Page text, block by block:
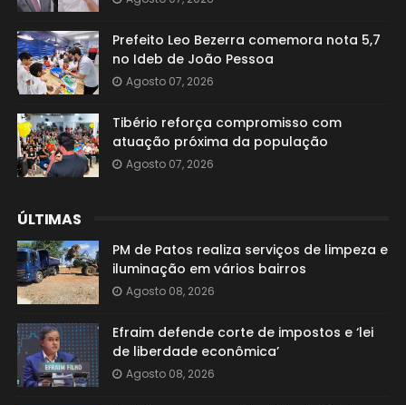
Prefeito Leo Bezerra comemora nota 5,7
no Ideb de João Pessoa
Agosto 07, 2026
Tibério reforça compromisso com
atuação próxima da população
Agosto 07, 2026
ÚLTIMAS
PM de Patos realiza serviços de limpeza e
iluminação em vários bairros
Agosto 08, 2026
Efraim defende corte de impostos e ‘lei
de liberdade econômica’
Agosto 08, 2026